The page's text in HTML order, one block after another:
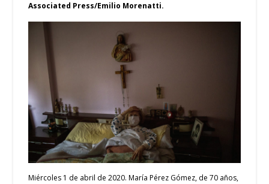
Associated Press/Emilio Morenatti.
Miércoles 1 de abril de 2020. María Pérez Gómez, de 70 años,